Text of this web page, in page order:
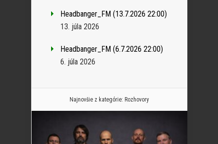
Headbanger_FM (13.7.2026 22:00)
13. júla 2026
Headbanger_FM (6.7.2026 22:00)
6. júla 2026
Najnovšie z kategórie: Rozhovory